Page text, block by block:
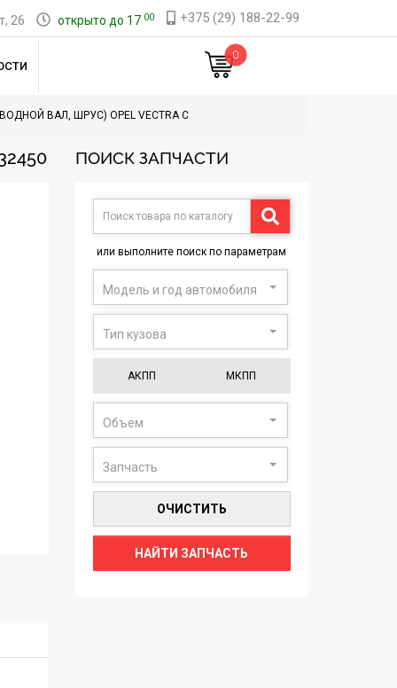
26 открыто до 17 00 +375 (29) 188-22-99
0
ВАЛ, ШРУС) OPEL VECTRA C
ПОИСК ЗАПЧАСТИ
или выполните поиск по параметрам
Модель и год автомобиля
Тип кузова
АКПП МКПП
Объем
Запчасть
ОЧИСТИТЬ
НАЙТИ ЗАПЧАСТЬ